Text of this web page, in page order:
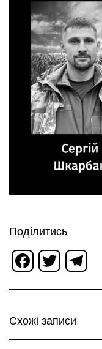
Поділитись
Facebook
Twitter
Схожі записи